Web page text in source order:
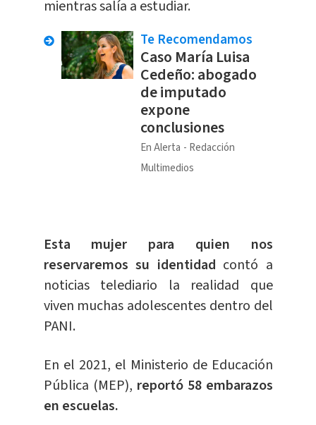
mientras salía a estudiar.
Te Recomendamos
Caso María Luisa
Cedeño: abogado
de imputado
expone
conclusiones
En Alerta
Redacción
Multimedios
Esta mujer para quien nos
reservaremos su identidad contó a
noticias telediario la realidad que
viven muchas adolescentes dentro del
PANI.
En el 2021, el Ministerio de Educación
Pública (MEP), reportó 58 embarazos
en escuelas.